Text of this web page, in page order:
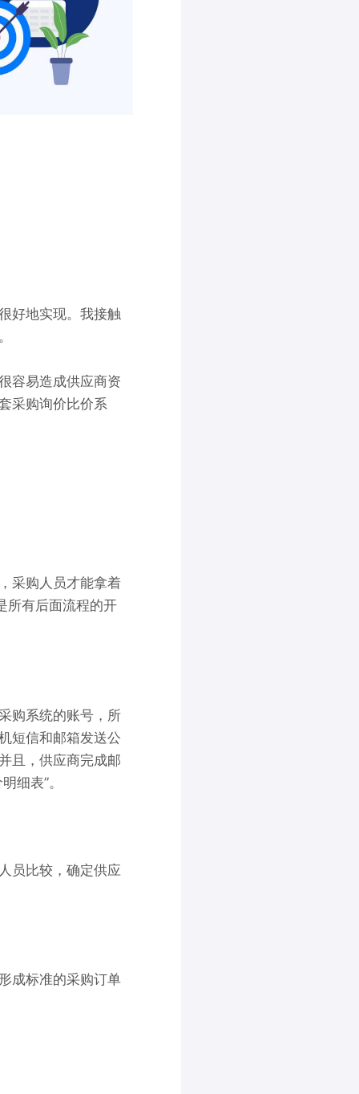
好地实现。 我接触
容易造成供应商资
采购询价比价系
采购人员才能拿着
所有后面流程的开
购系统的账号，所
短信和邮箱发送公
且，供应商完成邮
细表”。
员比较，确定供应
成标准的采购订单